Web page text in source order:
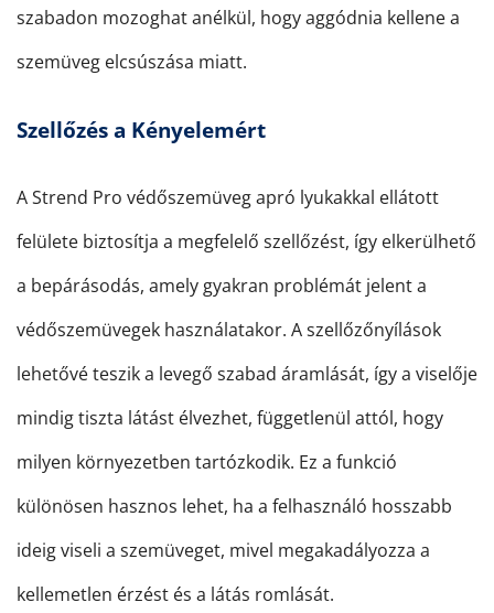
szabadon mozoghat anélkül, hogy aggódnia kellene a
szemüveg elcsúszása miatt.
Szellőzés a Kényelemért
A Strend Pro védőszemüveg apró lyukakkal ellátott
felülete biztosítja a megfelelő szellőzést, így elkerülhető
a bepárásodás, amely gyakran problémát jelent a
védőszemüvegek használatakor. A szellőzőnyílások
lehetővé teszik a levegő szabad áramlását, így a viselője
mindig tiszta látást élvezhet, függetlenül attól, hogy
milyen környezetben tartózkodik. Ez a funkció
különösen hasznos lehet, ha a felhasználó hosszabb
ideig viseli a szemüveget, mivel megakadályozza a
kellemetlen érzést és a látás romlását.